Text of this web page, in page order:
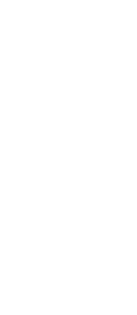
付方式。 讓您購物簡單
轉至「AFTEE先享後付」
結帳。
連結，可透過四大超商／
易完成。
您需要取消訂單，請聯絡
效，需透過AFTEE先享
聯繫「AFTEE先享後付
support/home